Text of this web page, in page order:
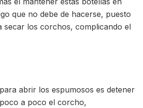
que no debe de hacerse, puesto
secar los corchos, complicando el
abrir los espumosos es detener
a poco el corcho,